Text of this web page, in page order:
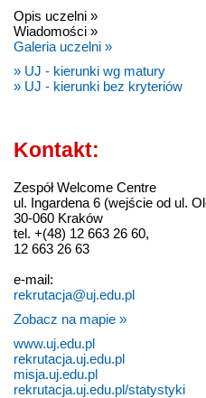
Opis uczelni »
Wiadomości »
Galeria uczelni »
» UJ - kierunki wg matury
» UJ - kierunki bez kryteriów
Kontakt:
Zespół Welcome Centre
ul. Ingardena 6 (wejście od ul.
30-060 Kraków
tel. +(48) 12 663 26 60,
12 663 26 63
e-mail:
rekrutacja@uj.edu.pl
Zobacz na mapie »
www.uj.edu.pl
rekrutacja.uj.edu.pl
misja.uj.edu.pl
rekrutacja.uj.edu.pl/statystyki